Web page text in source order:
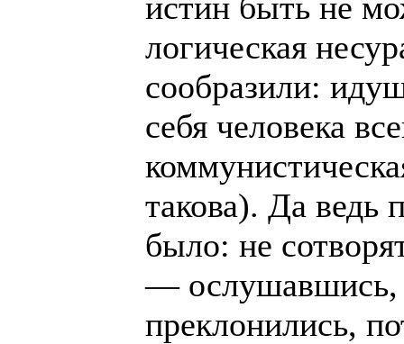
логическая
сообразили:
себя человека
такова). Да ведь
было: не
— ослушавшись,
преклонились,